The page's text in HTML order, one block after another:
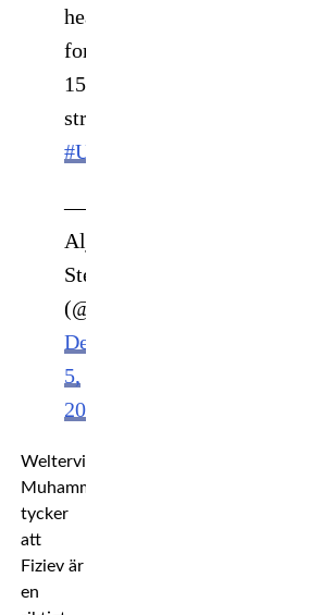
heaters
for
15min
straight!
#UFCVegas44
—
Aljamain
Sterling
(@funkmasterMMA)
December
5,
2021
Welterviktaren
Muhammad
tycker
att
Fiziev är
en